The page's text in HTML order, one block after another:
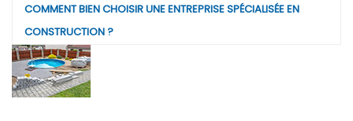
COMMENT BIEN CHOISIR UNE ENTREPRISE SPÉCIALISÉE EN
CONSTRUCTION ?